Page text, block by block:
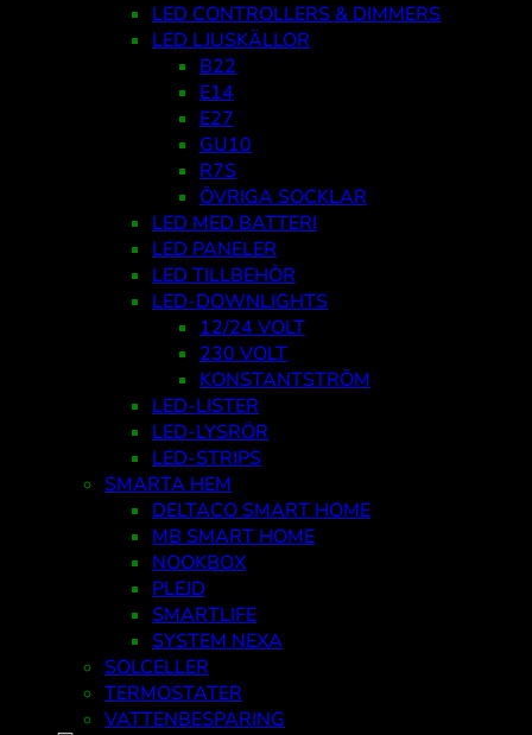
LED CONTROLLERS & DIMMERS
LED LJUSKÄLLOR
B22
E14
E27
GU10
R7S
ÖVRIGA SOCKLAR
LED MED BATTERI
LED PANELER
LED TILLBEHÖR
LED-DOWNLIGHTS
12/24 VOLT
230 VOLT
KONSTANTSTRÖM
LED-LISTER
LED-LYSRÖR
LED-STRIPS
SMARTA HEM
DELTACO SMART HOME
MB SMART HOME
NOOKBOX
PLEJD
SMARTLIFE
SYSTEM NEXA
SOLCELLER
TERMOSTATER
VATTENBESPARING